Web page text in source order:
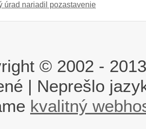
úrad nariadil pozastavenie
© 2002 -
| Neprešlo
kvalitný